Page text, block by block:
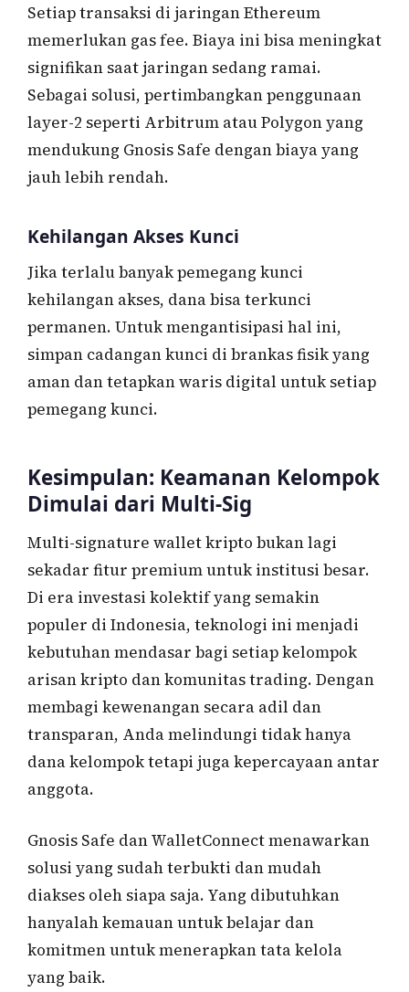
Setiap transaksi di jaringan Ethereum
memerlukan gas fee. Biaya ini bisa meningkat
signifikan saat jaringan sedang ramai.
Sebagai solusi, pertimbangkan penggunaan
layer-2 seperti Arbitrum atau Polygon yang
mendukung Gnosis Safe dengan biaya yang
jauh lebih rendah.
Kehilangan Akses Kunci
Jika terlalu banyak pemegang kunci
kehilangan akses, dana bisa terkunci
permanen. Untuk mengantisipasi hal ini,
simpan cadangan kunci di brankas fisik yang
aman dan tetapkan waris digital untuk setiap
pemegang kunci.
Kesimpulan: Keamanan Kelompok
Dimulai dari Multi-Sig
Multi-signature wallet kripto bukan lagi
sekadar fitur premium untuk institusi besar.
Di era investasi kolektif yang semakin
populer di Indonesia, teknologi ini menjadi
kebutuhan mendasar bagi setiap kelompok
arisan kripto dan komunitas trading. Dengan
membagi kewenangan secara adil dan
transparan, Anda melindungi tidak hanya
dana kelompok tetapi juga kepercayaan antar
anggota.
Gnosis Safe dan WalletConnect menawarkan
solusi yang sudah terbukti dan mudah
diakses oleh siapa saja. Yang dibutuhkan
hanyalah kemauan untuk belajar dan
komitmen untuk menerapkan tata kelola
yang baik.